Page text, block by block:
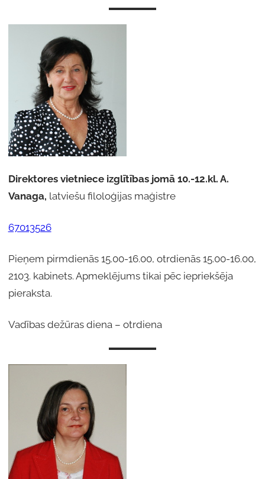
Direktores vietniece izglītības jomā 10.-12.kl. A.
Vanaga, latviešu filoloģijas maģistre
67013526
Pieņem pirmdienās 15.00-16.00, otrdienās 15.00-16.00,
2103. kabinets. Apmeklējums tikai pēc iepriekšēja
pieraksta.
Vadības dežūras diena – otrdiena